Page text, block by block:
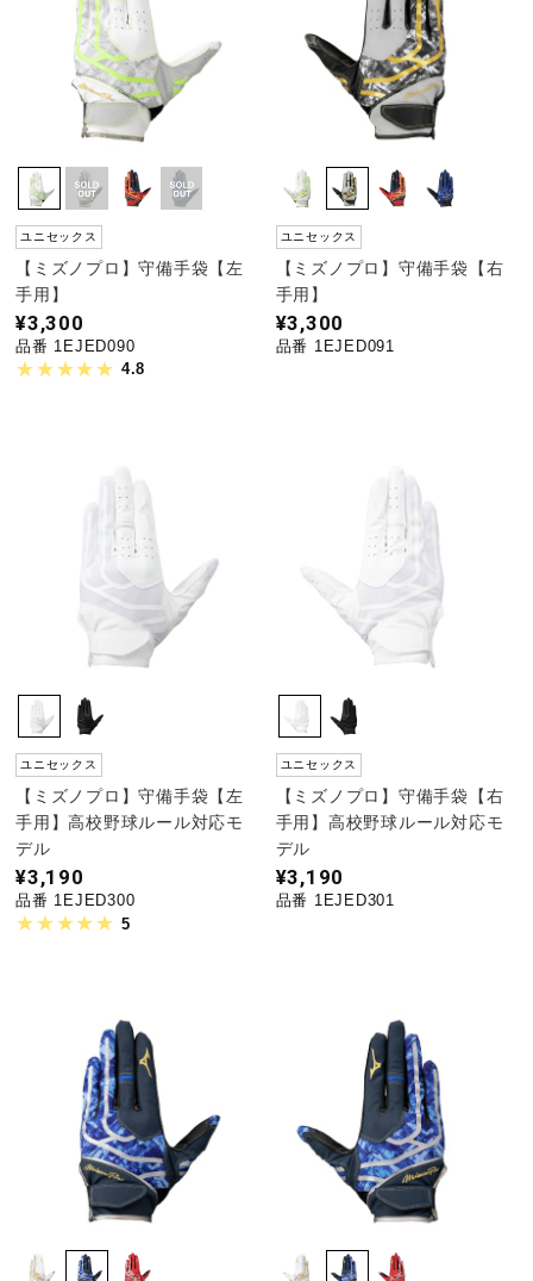
ユニセックス
【ミズノプロ】守備手袋【左
手用】
¥3,300
品番 1EJED090
4.8
ユニセックス
【ミズノプロ】守備手袋【右
手用】
¥3,300
品番 1EJED091
ユニセックス
【ミズノプロ】守備手袋【左
手用】高校野球ルール対応モ
デル
¥3,190
品番 1EJED300
5
ユニセックス
【ミズノプロ】守備手袋【右
手用】高校野球ルール対応モ
デル
¥3,190
品番 1EJED301